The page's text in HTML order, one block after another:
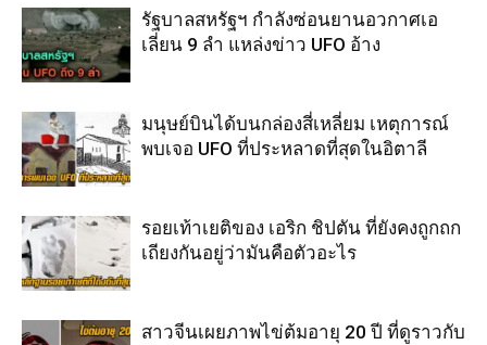
รัฐบาลสหรัฐฯ กำลังซ่อนยานอวกาศเอ
เลี่ยน 9 ลำ แหล่งข่าว UFO อ้าง
มนุษย์บินได้บนกล่องสี่เหลี่ยม เหตุการณ์
พบเจอ UFO ที่ประหลาดที่สุดในอิตาลี
รอยเท้าเยติของ เอริก ชิปตัน ที่ยังคงถูกถก
เถียงกันอยู่ว่ามันคือตัวอะไร
สาวจีนเผยภาพไข่ต้มอายุ 20 ปี ที่ดูราวกับ